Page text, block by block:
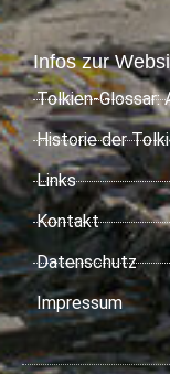
Infos zur
Tolkien-
Historie der
Links
Kontakt
Datenschutz
Impressum